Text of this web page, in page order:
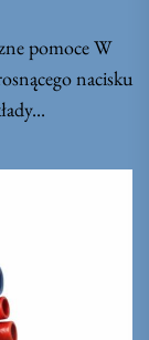
pomoce W
nacisku